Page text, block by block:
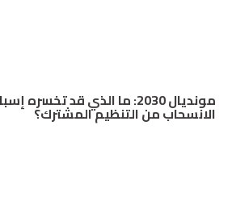
مونديال 2030: ما الذي قد
الانسحاب من التنظيم المشترك؟